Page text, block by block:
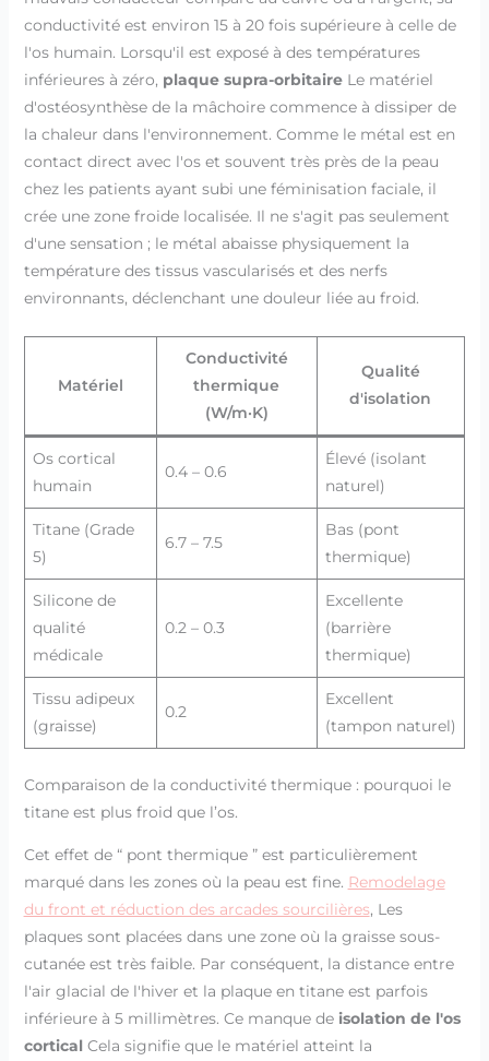
conductivité est environ 15 à 20 fois supérieure à celle de
l'os humain. Lorsqu'il est exposé à des températures
inférieures à zéro, plaque supra-orbitaireLe matériel
d'ostéosynthèse de la mâchoire commence à dissiper de
la chaleur dans l'environnement. Comme le métal est en
contact direct avec l'os et souvent très près de la peau
chez les patients ayant subi une féminisation faciale, il
crée une zone froide localisée. Il ne s'agit pas seulement
d'une sensation ; le métal abaisse physiquement la
température des tissus vascularisés et des nerfs
environnants, déclenchant une douleur liée au froid.
Matériel
Conductivité
thermique
(W/m·K)
Qualité
d'isolation
Os cortical
humain
0.4 – 0.6
Élevé (isolant
naturel)
Titane (Grade
5)
6.7 – 7.5
Bas (pont
thermique)
Silicone de
qualité
médicale
0.2 – 0.3
Excellente
(barrière
thermique)
Tissu adipeux
(graisse)
0.2
Excellent
(tampon naturel)
Comparaison de la conductivité thermique : pourquoi le
titane est plus froid que l’os.
Cet effet de “ pont thermique ” est particulièrement
marqué dans les zones où la peau est fine. Remodelage
du front et réduction des arcades sourcilières, Les
plaques sont placées dans une zone où la graisse sous-
cutanée est très faible. Par conséquent, la distance entre
l'air glacial de l'hiver et la plaque en titane est parfois
inférieure à 5 millimètres. Ce manque de isolation de l'os
corticalCela signifie que le matériel atteint la